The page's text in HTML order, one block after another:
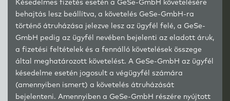
Késedelmes fizetés esetén a GeSe-GmbH követelésére
behajtás lesz beállítva, a követelés GeSe-GmbH-ra
történő átruházása jelezve lesz az ügyfél felé, a GeSe-
GmbH pedig az ügyfél nevében bejelenti az eladott áruk,
a fizetési feltételek és a fennálló követelések összege
által meghatározott követelést. A GeSe-GmbH az ügyfél
késedelme esetén jogosult a végügyfél számára
(amennyiben ismert) a követelés átruházását
bejelenteni. Amennyiben a GeSe-GmbH részére nyújtott